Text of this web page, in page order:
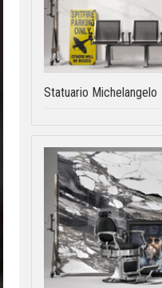
Statuario Michelangelo